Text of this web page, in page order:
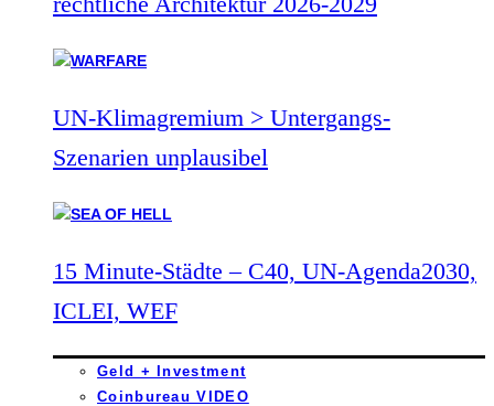
UN-Klimagremium > Untergangs-
Szenarien unplausibel
15 Minute-Städte – C40, UN-Agenda2030,
ICLEI, WEF
Geld + Investment
Coinbureau VIDEO